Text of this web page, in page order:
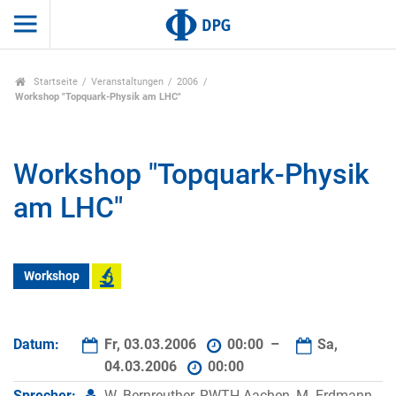
Startseite Veranstaltungen
2006
Workshop "Topquark-Physik am LHC"
Workshop "Topquark-Physik
am LHC"
Workshop
Datum: Fr, 03.03.2006 00:00 –
Sa,
04.03.2006
00:00